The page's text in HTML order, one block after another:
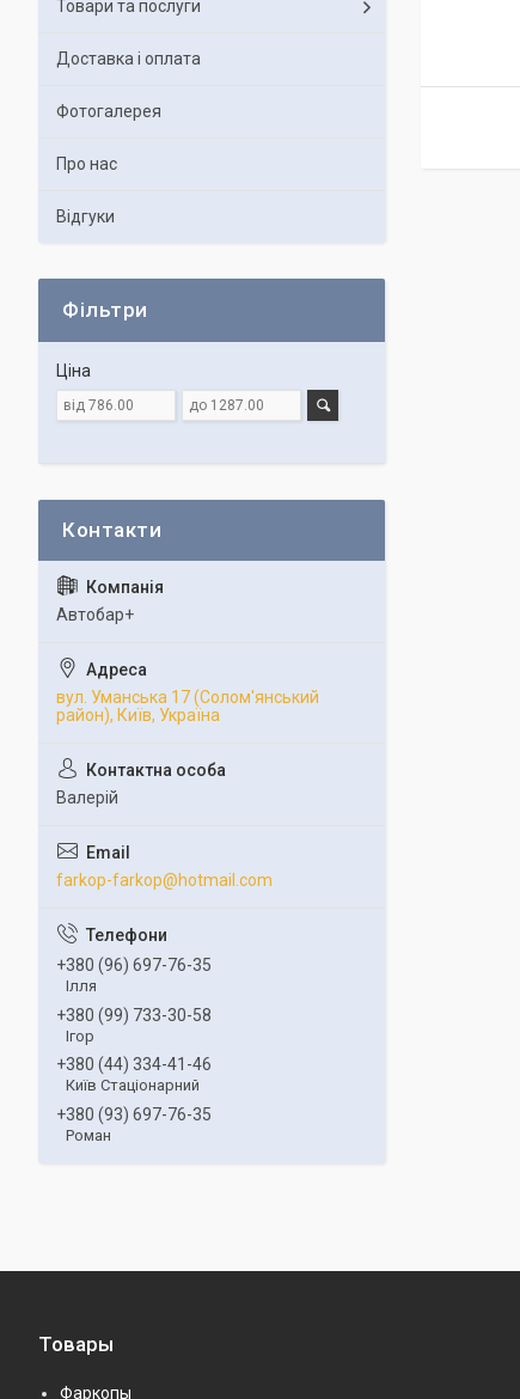
Товари та послуги
Доставка і оплата
Фотогалерея
Про нас
Відгуки
Фільтри
Ціна
Автобар+
вул. Уманська 17 (Солом'янський
район), Київ, Україна
Валерій
farkop-farkop@hotmail.com
+380 (96) 697-76-35
Ілля
+380 (99) 733-30-58
Ігор
+380 (44) 334-41-46
Київ Стаціонарний
+380 (93) 697-76-35
Роман
Товары
Фаркопы